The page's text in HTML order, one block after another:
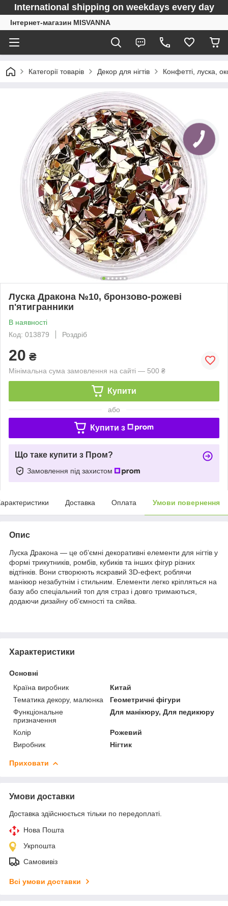
International shipping on weekdays every day
Інтернет-магазин MISVANNA
Категорії товарів Декор для нігтів Конфетті, луска,
Луска Дракона №10, бронзово-рожеві
п'ятигранники
В наявності
Код: 013879
Роздріб
20 ₴
Мінімальна сума замовлення на сайті — 500 ₴
Купити
або
Купити з
Що таке купити з Пром?
Замовлення під захистом
Доставка Оплата Умови повернення
Опис
Луска Дракона — це об’ємні декоративні елементи для нігтів у
формі трикутників, ромбів, кубиків та інших фігур різних
відтінків. Вони створюють яскравий 3D-ефект, роблячи
манікюр незабутнім і стильним. Елементи легко кріпляться на
базу або спеціальний топ для страз і довго тримаються,
додаючи дизайну об’ємності та сяйва.
Характеристики
Основні
Країна виробник
Китай
Тематика декору, малюнка
Геометричні фігури
Функціональне
призначення
Для манікюру, Для педикюру
Колір
Рожевий
Виробник
Нігтик
Приховати
Умови доставки
Доставка здійснюється тільки по передоплаті.
Нова Пошта
Укрпошта
Самовивіз
Всі умови доставки